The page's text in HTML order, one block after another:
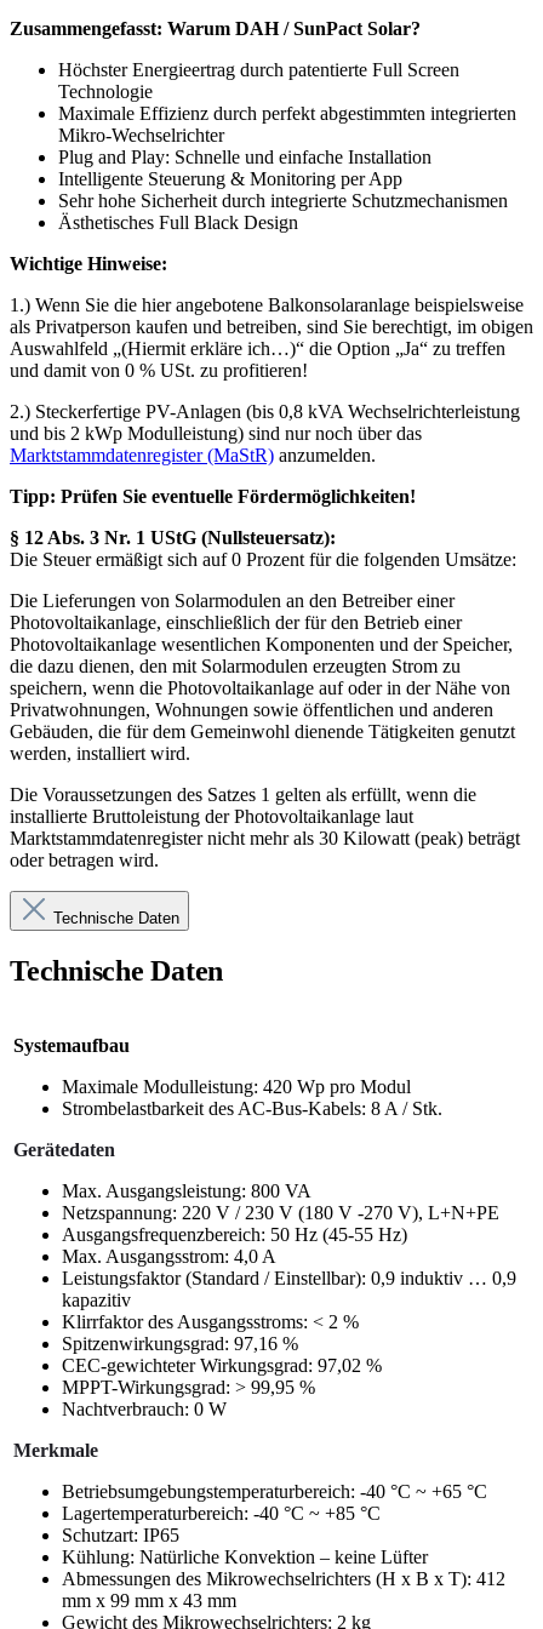
Zusammengefasst: Warum DAH / SunPact Solar?
Höchster Energieertrag durch patentierte Full Screen
Technologie
Maximale Effizienz durch perfekt abgestimmten integrierten
Mikro-Wechselrichter
Plug and Play: Schnelle und einfache Installation
Intelligente Steuerung & Monitoring per App
Sehr hohe Sicherheit durch integrierte Schutzmechanismen
Ästhetisches Full Black Design
Wichtige Hinweise:
1.) Wenn Sie die hier angebotene Balkonsolaranlage beispielsweise
als Privatperson kaufen und betreiben, sind Sie berechtigt, im obigen
Auswahlfeld „(Hiermit erkläre ich…)“ die Option „Ja“ zu treffen
und damit von 0 % USt. zu profitieren!
2.) Steckerfertige PV-Anlagen (bis 0,8 kVA Wechselrichterleistung
und bis 2 kWp Modulleistung) sind nur noch über das
Marktstammdatenregister (MaStR) anzumelden.
Tipp: Prüfen Sie eventuelle Fördermöglichkeiten!
§ 12 Abs. 3 Nr. 1 UStG (Nullsteuersatz):
Die Steuer ermäßigt sich auf 0 Prozent für die folgenden Umsätze:
Die Lieferungen von Solarmodulen an den Betreiber einer
Photovoltaikanlage, einschließlich der für den Betrieb einer
Photovoltaikanlage wesentlichen Komponenten und der Speicher,
die dazu dienen, den mit Solarmodulen erzeugten Strom zu
speichern, wenn die Photovoltaikanlage auf oder in der Nähe von
Privatwohnungen, Wohnungen sowie öffentlichen und anderen
Gebäuden, die für dem Gemeinwohl dienende Tätigkeiten genutzt
werden, installiert wird.
Die Voraussetzungen des Satzes 1 gelten als erfüllt, wenn die
installierte Bruttoleistung der Photovoltaikanlage laut
Marktstammdatenregister nicht mehr als 30 Kilowatt (peak) beträgt
oder betragen wird.
Technische Daten
Technische Daten
Systemaufbau
Maximale Modulleistung: 420 Wp pro Modul
Strombelastbarkeit des AC-Bus-Kabels: 8 A / Stk.
Gerätedaten
Max. Ausgangsleistung: 800 VA
Netzspannung: 220 V / 230 V (180 V -270 V), L+N+PE
Ausgangsfrequenzbereich: 50 Hz (45-55 Hz)
Max. Ausgangsstrom: 4,0 A
Leistungsfaktor (Standard / Einstellbar): 0,9 induktiv … 0,9
kapazitiv
Klirrfaktor des Ausgangsstroms: < 2 %
Spitzenwirkungsgrad: 97,16 %
CEC-gewichteter Wirkungsgrad: 97,02 %
MPPT-Wirkungsgrad: > 99,95 %
Nachtverbrauch: 0 W
Merkmale
Betriebsumgebungstemperaturbereich: -40 °C ~ +65 °C
Lagertemperaturbereich: -40 °C ~ +85 °C
Schutzart: IP65
Kühlung: Natürliche Konvektion – keine Lüfter
Abmessungen des Mikrowechselrichters (H x B x T): 412
mm x 99 mm x 43 mm
Gewicht des Mikrowechselrichters: 2 kg